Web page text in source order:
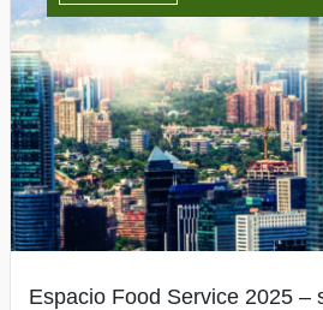
Espacio Food Service 2025 –